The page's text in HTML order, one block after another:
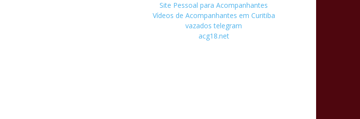
Site Pessoal para Acompanhantes
Vídeos de Acompanhantes em Curitiba
vazados telegram
acg18.net